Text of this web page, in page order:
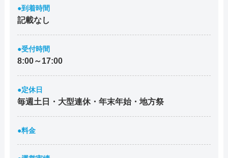
●到着時間
記載なし
●受付時間
8:00～17:00
●定休日
毎週土日・大型連休・年末年始・地方祭
●料金